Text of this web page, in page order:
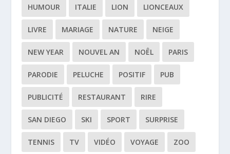
HUMOUR ITALIE LION LIONCEAUX
LIVRE MARIAGE NATURE NEIGE
NEW YEAR NOUVEL AN NOÊL PARIS
PARODIE PELUCHE POSITIF PUB
PUBLICITÉ RESTAURANT RIRE
SAN DIEGO SKI SPORT SURPRISE
TENNIS TV VIDÉO VOYAGE ZOO